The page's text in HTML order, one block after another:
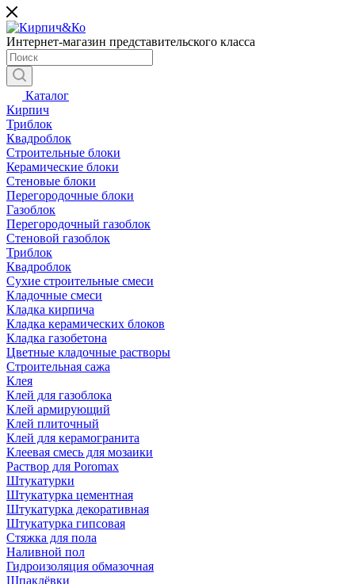
Интернет-магазин представительского класса
Каталог
Кирпич
Триблок
Квадроблок
Строительные блоки
Керамические блоки
Стеновые блоки
Перегородочные блоки
Газоблок
Перегородочный газоблок
Стеновой газоблок
Триблок
Квадроблок
Сухие строительные смеси
Кладочные смеси
Кладка кирпича
Кладка керамических блоков
Кладка газобетона
Цветные кладочные растворы
Строительная сажа
Клея
Клей для газоблока
Клей армирующий
Клей плиточный
Клей для керамогранита
Клеевая смесь для мозаики
Раствор для Poromax
Штукатурки
Штукатурка цементная
Штукатурка декоративная
Штукатурка гипсовая
Стяжка для пола
Наливной пол
Гидроизоляция обмазочная
Шпаклёвки